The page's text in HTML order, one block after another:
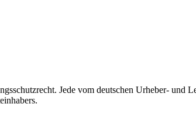
Jede vom deutschen Urheber- und